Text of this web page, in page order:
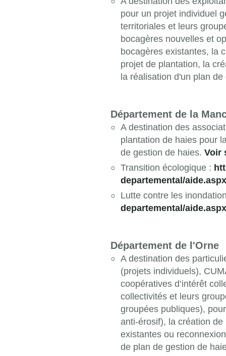
pour un projet individuel
territoriales et leurs
bocagères nouvelles et
bocagères existantes, la
projet de plantation, la
la réalisation d'un plan
Département de la
A destination des
plantation de haies pour
de gestion de haies. Voir
Transition écologique :
departemental/
Lutte contre les
departemental/
Département de l'Orne
A destination des
(projets individuels),
coopératives d’intérêt
collectivités et leurs
groupées publiques),
anti-érosif), la création
existantes ou
de plan de gestion de